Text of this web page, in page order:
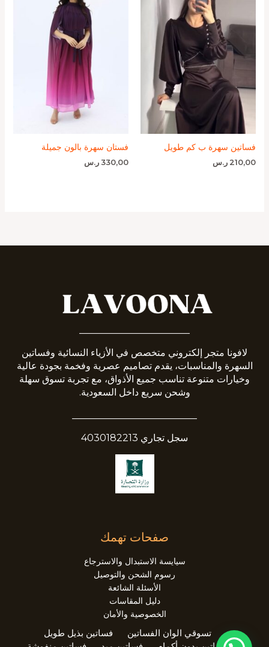
فساتين سهرة ب كم طويل
210,00 ر.س
فستان سهرة بالون جميلة
330,00 ر.س
لافونا متجر إلكتروني متخصص في الأزياء النسائية وفساتين
السهرة والمناسبات، يقدم تصاميم عصرية وفخمة بجودة عالية
وخيارات متنوعة تناسب جميع الأذواق، مع تجربة تسوق سهلة
وشحن سريع داخل السعودية.
سجل تجاري 4030182213
صفحات تهمك
سيايسة الاستبدال والاسترجاع
رسوم الشحن والتوصيل
الأسئلة الشائعة
دليل المقاسات
الخصوصية والأمان
تسوقي الوان الفساتين
فساتين بذيل طويل